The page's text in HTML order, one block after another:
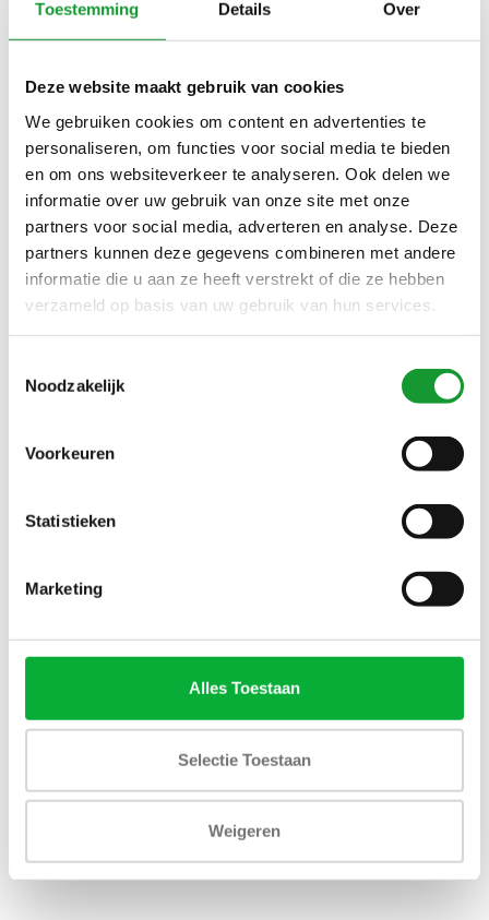
Toestemming Details Over
Deze website maakt gebruik van cookies
We gebruiken cookies om content en advertenties te
personaliseren, om functies voor social media te bieden
en om ons websiteverkeer te analyseren. Ook delen we
informatie over uw gebruik van onze site met onze
partners voor social media, adverteren en analyse. Deze
partners kunnen deze gegevens combineren met andere
informatie die u aan ze heeft verstrekt of die ze hebben
verzameld op basis van uw gebruik van hun services.
Noodzakelijk
Voorkeuren
Statistieken
Marketing
Alles Toestaan
Selectie Toestaan
Weigeren
DONKERBLAUW GRIJS
BLOEMENPRINT HEREN
MOUW WIT WHITE
SALE-23%
DESOTO POLO KORTE
LIGHT BLUE
€90,00
SALE-20%
DESOTO POLO KORTE
BLAUW BLOEMENPRINT
€63,95
maten
DESOTO DONKERGROEN
€89,95